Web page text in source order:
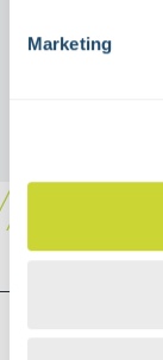
Marketing